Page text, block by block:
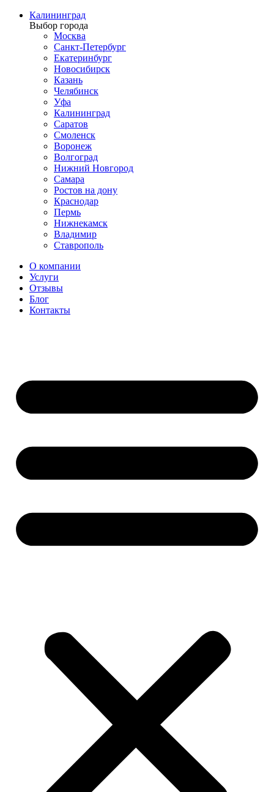
Калининград
Выбор города
Москва
Санкт-Петербург
Екатеринбург
Новосибирск
Казань
Челябинск
Уфа
Калининград
Саратов
Смоленск
Воронеж
Волгоград
Нижний Новгород
Самара
Ростов на дону
Краснодар
Пермь
Нижнекамск
Владимир
Ставрополь
О компании
Услуги
Отзывы
Блог
Контакты